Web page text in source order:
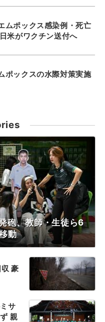
ムポックス感染例・死亡
米がワクチン送付へ
ポックスの水際対策実施
砲、教師・生徒ら6
動
豪
サ
親